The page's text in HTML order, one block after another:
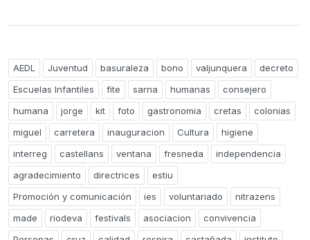
AEDL Juventud basuraleza bono valjunquera
decreto
Escuelas Infantiles
fite sarna humanas
consejero
humana
jorge kit foto gastronomia cretas
colonias
miguel
carretera inauguracion Cultura
higiene
interreg
castellans ventana fresneda
independencia
agradecimiento
directrices
estiu
Promoción y comunicación
ies voluntariado
nitrazens
made
riodeva festivals asociacion
convivencia